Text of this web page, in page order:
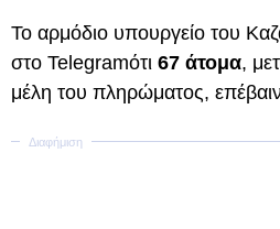
Το αρμόδιο υπουργείο του
στο Telegramότι 67 άτομα,
μέλη του πληρώματος,